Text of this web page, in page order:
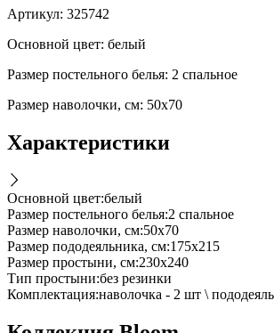
Артикул: 325742
Основной цвет: белый
Размер постельного белья: 2 спальное
Размер наволочки, см: 50х70
Характеристики
Основной цвет:белый
Размер постельного белья:2 спальное
Размер наволочки, см:50х70
Размер пододеяльника, см:175х215
Размер простыни, см:230х240
Тип простыни:без резинки
Комплектация:наволочка - 2 шт \